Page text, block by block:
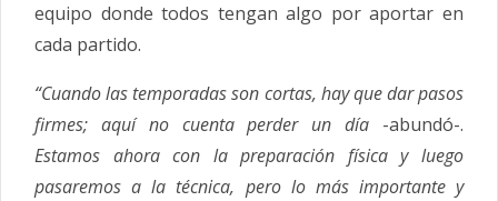
equipo donde todos tengan algo por aportar en
cada partido.
“Cuando las temporadas son cortas, hay que dar pasos
firmes; aquí no cuenta perder un día -abundó-.
Estamos ahora con la preparación física y luego
pasaremos a la técnica, pero lo más importante y